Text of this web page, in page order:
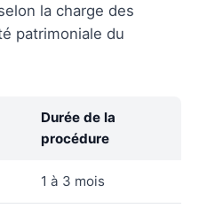
la charge des
patrimoniale du
Durée de la
procédure
1 à 3 mois